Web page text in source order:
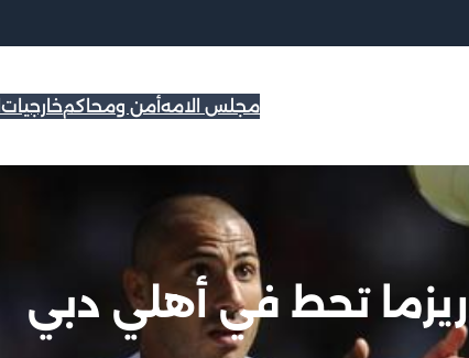
مجلس الامهأمن ومحاكمخارجيات
تحط في أهلي دبي